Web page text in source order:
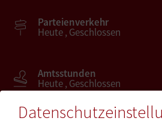
Parteienverkehr
Heute , Geschlossen
Amtsstunden
Heute , Geschlossen